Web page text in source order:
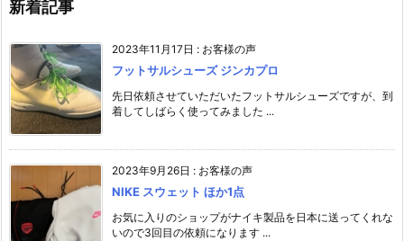
新着記事
2023年11月17日 : お客様の声
フットサルシューズ ジンカプロ
先日依頼させていただいたフットサルシューズですが、到
着してしばらく使ってみました ...
2023年9月26日 : お客様の声
NIKE スウェット ほか1点
お気に入りのショップがナイキ製品を日本に送ってくれな
いので3回目の依頼になります ...